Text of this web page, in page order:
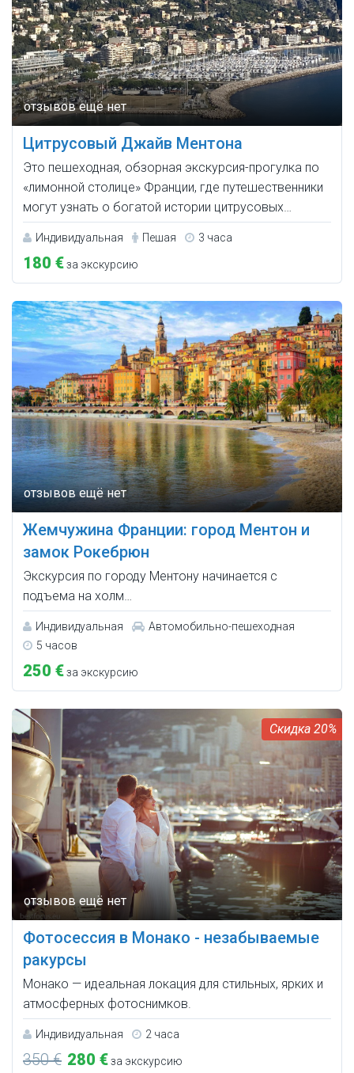
Цитрусовый Джайв Ментона
Это пешеходная, обзорная экскурсия-прогулка по
«лимонной столице» Франции, где путешественники
могут узнать о богатой истории цитрусовых…
Индивидуальная Пешая 3 часа
180 €за экскурсию
Жемчужина Франции: город Ментон и
замок Рокебрюн
Экскурсия по городу Ментону начинается с
подъема на холм…
Индивидуальная
Автомобильно-пешеходная
5 часов
250 €за экскурсию
20%
Фотосессия в Монако - незабываемые
ракурсы
Монако — идеальная локация для стильных, ярких и
атмосферных фотоснимков.
Индивидуальная 2 часа
350 € 280 €за экскурсию